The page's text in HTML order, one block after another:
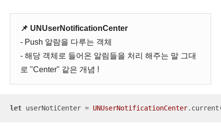
📌 UNUserNotificationCenter
- Push 알람을 다루는 객체
- 해당 객체로 들어온 알림들을 처리 해주는 말 그대
로 "Center" 같은 개념 !
let userNotiCenter = UNUserNotificationCenter